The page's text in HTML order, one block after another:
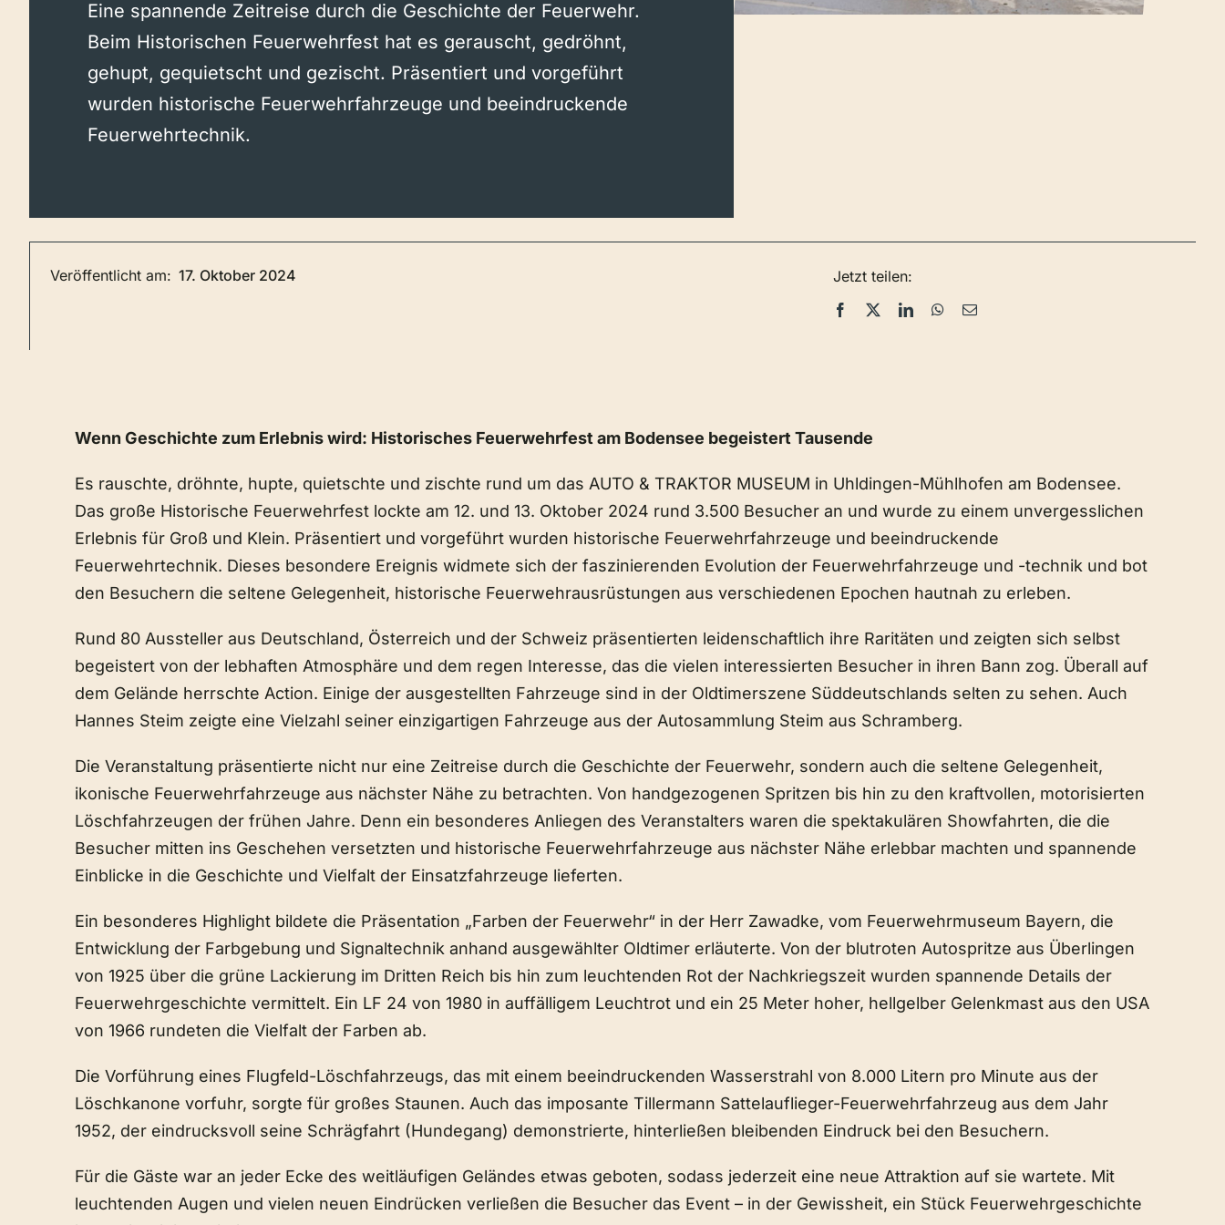
Eine spannende Zeitreise durch die Geschichte der Feuerwehr.
Beim Historischen Feuerwehrfest hat es gerauscht, gedröhnt,
gehupt, gequietscht und gezischt. Präsentiert und vorgeführt
wurden historische Feuerwehrfahrzeuge und beeindruckende
Feuerwehrtechnik.
Veröffentlicht am: 17. Oktober 2024 Jetzt teilen:
Wenn Geschichte zum Erlebnis wird: Historisches Feuerwehrfest am Bodensee begeistert Tausende
Es rauschte, dröhnte, hupte, quietschte und zischte rund um das AUTO & TRAKTOR MUSEUM in Uhldingen-Mühlhofen am Bodensee.
Das große Historische Feuerwehrfest lockte am 12. und 13. Oktober 2024 rund 3.500 Besucher an und wurde zu einem unvergesslichen
Erlebnis für Groß und Klein. Präsentiert und vorgeführt wurden historische Feuerwehrfahrzeuge und beeindruckende
Feuerwehrtechnik. Dieses besondere Ereignis widmete sich der faszinierenden Evolution der Feuerwehrfahrzeuge und -technik und bot
den Besuchern die seltene Gelegenheit, historische Feuerwehrausrüstungen aus verschiedenen Epochen hautnah zu erleben.
Rund 80 Aussteller aus Deutschland, Österreich und der Schweiz präsentierten leidenschaftlich ihre Raritäten und zeigten sich selbst
begeistert von der lebhaften Atmosphäre und dem regen Interesse, das die vielen interessierten Besucher in ihren Bann zog. Überall auf
dem Gelände herrschte Action. Einige der ausgestellten Fahrzeuge sind in der Oldtimerszene Süddeutschlands selten zu sehen. Auch
Hannes Steim zeigte eine Vielzahl seiner einzigartigen Fahrzeuge aus der Autosammlung Steim aus Schramberg.
Die Veranstaltung präsentierte nicht nur eine Zeitreise durch die Geschichte der Feuerwehr, sondern auch die seltene Gelegenheit,
ikonische Feuerwehrfahrzeuge aus nächster Nähe zu betrachten. Von handgezogenen Spritzen bis hin zu den kraftvollen, motorisierten
Löschfahrzeugen der frühen Jahre. Denn ein besonderes Anliegen des Veranstalters waren die spektakulären Showfahrten, die die
Besucher mitten ins Geschehen versetzten und historische Feuerwehrfahrzeuge aus nächster Nähe erlebbar machten und spannende
Einblicke in die Geschichte und Vielfalt der Einsatzfahrzeuge lieferten.
Ein besonderes Highlight bildete die Präsentation „Farben der Feuerwehr“ in der Herr Zawadke, vom Feuerwehrmuseum Bayern, die
Entwicklung der Farbgebung und Signaltechnik anhand ausgewählter Oldtimer erläuterte. Von der blutroten Autospritze aus Überlingen
von 1925 über die grüne Lackierung im Dritten Reich bis hin zum leuchtenden Rot der Nachkriegszeit wurden spannende Details der
Feuerwehrgeschichte vermittelt. Ein LF 24 von 1980 in auffälligem Leuchtrot und ein 25 Meter hoher, hellgelber Gelenkmast aus den USA
von 1966 rundeten die Vielfalt der Farben ab.
Die Vorführung eines Flugfeld-Löschfahrzeugs, das mit einem beeindruckenden Wasserstrahl von 8.000 Litern pro Minute aus der
Löschkanone vorfuhr, sorgte für großes Staunen. Auch das imposante Tillermann Sattelauflieger-Feuerwehrfahrzeug aus dem Jahr
1952, der eindrucksvoll seine Schrägfahrt (Hundegang) demonstrierte, hinterließen bleibenden Eindruck bei den Besuchern.
Für die Gäste war an jeder Ecke des weitläufigen Geländes etwas geboten, sodass jederzeit eine neue Attraktion auf sie wartete. Mit
leuchtenden Augen und vielen neuen Eindrücken verließen die Besucher das Event – in der Gewissheit, ein Stück Feuerwehrgeschichte